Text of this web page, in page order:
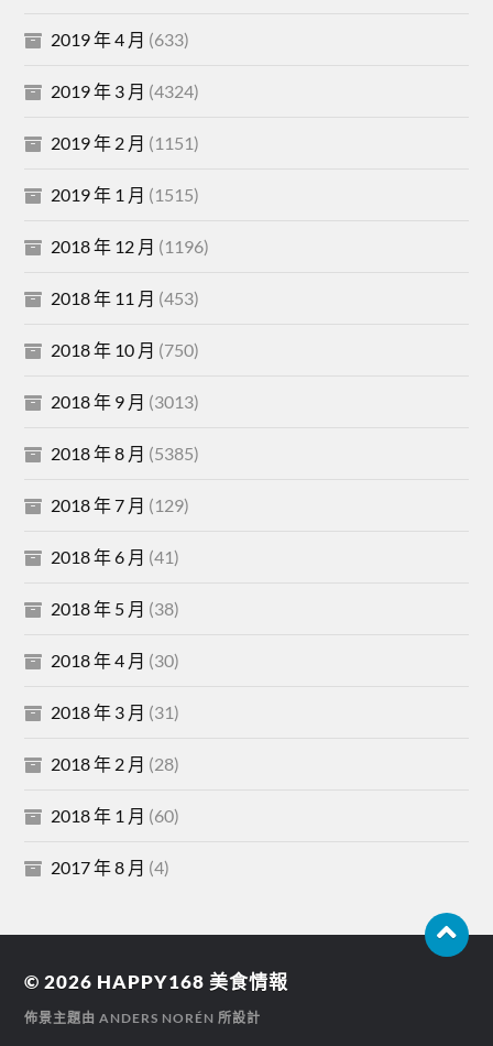
2019 年 4 月 (633)
2019 年 3 月 (4324)
2019 年 2 月 (1151)
2019 年 1 月 (1515)
2018 年 12 月 (1196)
2018 年 11 月 (453)
2018 年 10 月 (750)
2018 年 9 月 (3013)
2018 年 8 月 (5385)
2018 年 7 月 (129)
2018 年 6 月 (41)
2018 年 5 月 (38)
2018 年 4 月 (30)
2018 年 3 月 (31)
2018 年 2 月 (28)
2018 年 1 月 (60)
2017 年 8 月 (4)
© 2026 HAPPY168 美食情報
佈景主題由ANDERS NORÉN 所設計